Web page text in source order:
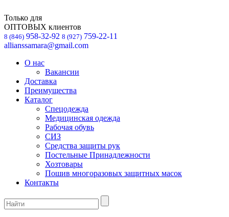
Только для
ОПТОВЫХ клиентов
8 (846) 958-32-92 8 (927) 759-22-11
allianssamara@gmail.com
О нас
Вакансии
Доставка
Преимущества
Каталог
Спецодежда
Медицинская одежда
Рабочая обувь
СИЗ
Средства защиты рук
Постельные Принадлежности
Хозтовары
Пошив многоразовых защитных масок
Контакты